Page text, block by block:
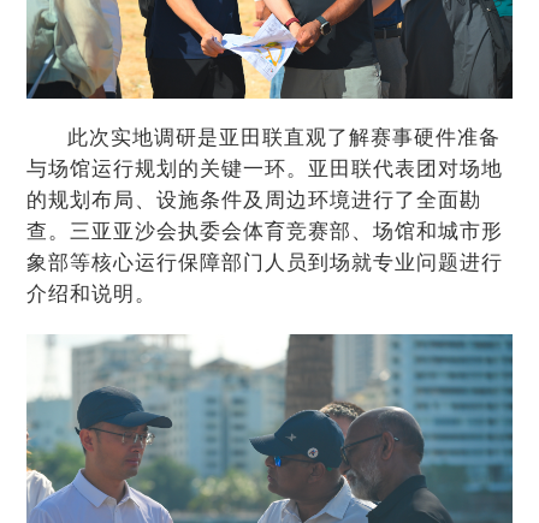
此次实地调研是亚田联直观了解赛事硬件准备
与场馆运行规划的关键一环。亚田联代表团对场地
的规划布局、设施条件及周边环境进行了全面勘
查。三亚亚沙会执委会体育竞赛部、场馆和城市形
象部等核心运行保障部门人员到场就专业问题进行
介绍和说明。